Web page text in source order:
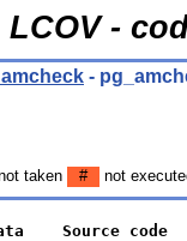
LCOV -
-
taken # not
Source code